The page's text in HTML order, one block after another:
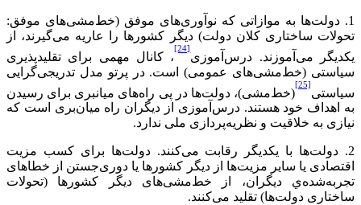
1. دولت‌ها به موازاتی که نوآوری‌های موفق (خط‌مشی‌های موفق:
تحولات ساختاری کلان دولت) دیگر کشورها را عاریه می‌گیرند، از
یکدیگر می‌آموزند. درس‌آموزی
[24]
، کانال مهمی برای تقلید‌پذیری
سیاستی (خط‌مشی‌های عمومی) است. در پرتو مدل تدریجی‌گرایی
سیاستی
[25]
(خط‌مشی)، دولت‌ها در پی راه‌های میانبری برای رسیدن
به اهداف خود هستند. درس‌آموزی از دیگران راه میان‌بری است که
نیازی به خلاقیت و نظریه‌پردازی ملی ندارد.
2. دولت‌ها با یکدیگر رقابت می‌کنند. دولت‌ها برای کسب مزیت
اقتصادی یا سایر مزیت‌ها از دیگر کشورها یا دوری‌جستن از خطاهای
تجربه‌شده‌ي دیگران، از خط‌مشی‌های دیگر کشورها (تحولات
ساختاری دولت‌ها) تقلید می‌کنند.